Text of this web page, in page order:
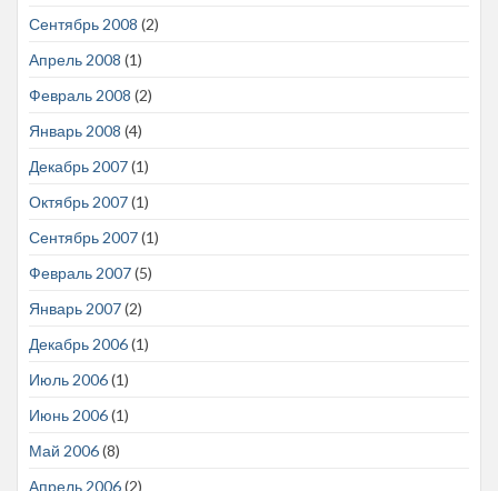
Сентябрь 2008 (2)
Апрель 2008 (1)
Февраль 2008 (2)
Январь 2008 (4)
Декабрь 2007(1)
Октябрь 2007(1)
Сентябрь 2007(1)
Февраль 2007(5)
Январь 2007(2)
Декабрь 2006(1)
Июль 2006(1)
Июнь 2006(1)
Май 2006(8)
Апрель 2006(2)